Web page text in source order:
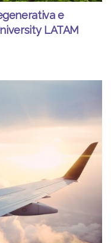
e
LATAM